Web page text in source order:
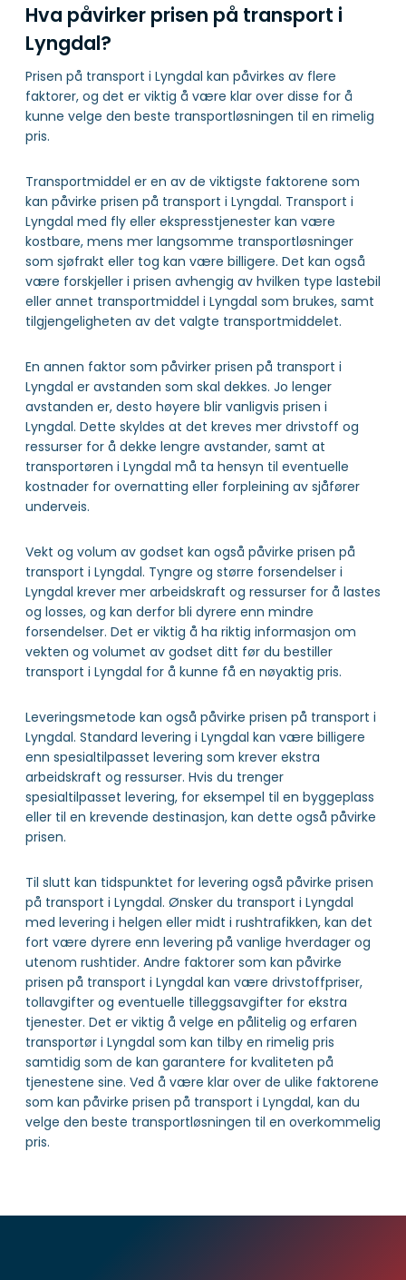
Hva påvirker prisen på transport i
Lyngdal?
Prisen på transport i Lyngdal kan påvirkes av flere
faktorer, og det er viktig å være klar over disse for å
kunne velge den beste transportløsningen til en rimelig
pris.
Transportmiddel er en av de viktigste faktorene som
kan påvirke prisen på transport i Lyngdal. Transport i
Lyngdal med fly eller ekspresstjenester kan være
kostbare, mens mer langsomme transportløsninger
som sjøfrakt eller tog kan være billigere. Det kan også
være forskjeller i prisen avhengig av hvilken type lastebil
eller annet transportmiddel i Lyngdal som brukes, samt
tilgjengeligheten av det valgte transportmiddelet.
En annen faktor som påvirker prisen på transport i
Lyngdal er avstanden som skal dekkes. Jo lenger
avstanden er, desto høyere blir vanligvis prisen i
Lyngdal. Dette skyldes at det kreves mer drivstoff og
ressurser for å dekke lengre avstander, samt at
transportøren i Lyngdal må ta hensyn til eventuelle
kostnader for overnatting eller forpleining av sjåfører
underveis.
Vekt og volum av godset kan også påvirke prisen på
transport i Lyngdal. Tyngre og større forsendelser i
Lyngdal krever mer arbeidskraft og ressurser for å lastes
og losses, og kan derfor bli dyrere enn mindre
forsendelser. Det er viktig å ha riktig informasjon om
vekten og volumet av godset ditt før du bestiller
transport i Lyngdal for å kunne få en nøyaktig pris.
Leveringsmetode kan også påvirke prisen på transport i
Lyngdal. Standard levering i Lyngdal kan være billigere
enn spesialtilpasset levering som krever ekstra
arbeidskraft og ressurser. Hvis du trenger
spesialtilpasset levering, for eksempel til en byggeplass
eller til en krevende destinasjon, kan dette også påvirke
prisen.
Til slutt kan tidspunktet for levering også påvirke prisen
på transport i Lyngdal. Ønsker du transport i Lyngdal
med levering i helgen eller midt i rushtrafikken, kan det
fort være dyrere enn levering på vanlige hverdager og
utenom rushtider. Andre faktorer som kan påvirke
prisen på transport i Lyngdal kan være drivstoffpriser,
tollavgifter og eventuelle tilleggsavgifter for ekstra
tjenester. Det er viktig å velge en pålitelig og erfaren
transportør i Lyngdal som kan tilby en rimelig pris
samtidig som de kan garantere for kvaliteten på
tjenestene sine. Ved å være klar over de ulike faktorene
som kan påvirke prisen på transport i Lyngdal, kan du
velge den beste transportløsningen til en overkommelig
pris.